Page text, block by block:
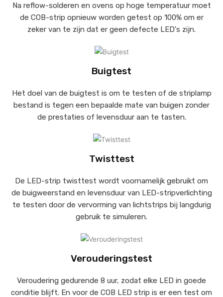
Na reflow-solderen en ovens op hoge temperatuur moet
de COB-strip opnieuw worden getest op 100% om er
zeker van te zijn dat er geen defecte LED's zijn.
Buigtest
Het doel van de buigtest is om te testen of de striplamp
bestand is tegen een bepaalde mate van buigen zonder
de prestaties of levensduur aan te tasten.
Twisttest
De LED-strip twisttest wordt voornamelijk gebruikt om
de buigweerstand en levensduur van LED-stripverlichting
te testen door de vervorming van lichtstrips bij langdurig
gebruik te simuleren.
Verouderingstest
Veroudering gedurende 8 uur, zodat elke LED in goede
conditie blijft. En voor de COB LED strip is er een test om